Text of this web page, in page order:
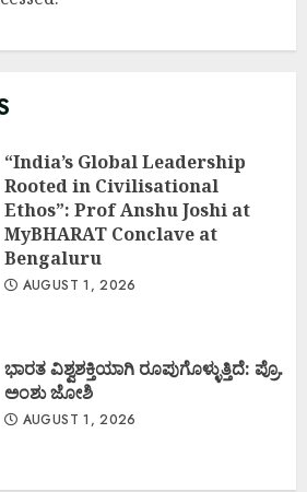
“India’s Global Leadership
Rooted in Civilisational
Ethos”: Prof Anshu Joshi at
MyBHARAT Conclave at
Bengaluru
AUGUST 1, 2026
ಭಾರತ ವಿಶ್ವಶಕ್ತಿಯಾಗಿ ರೂಪುಗೊಳ್ಳುತ್ತಿದೆ: ಪ್ರೊ.
ಅಂಶು ಜೋಶಿ
AUGUST 1, 2026